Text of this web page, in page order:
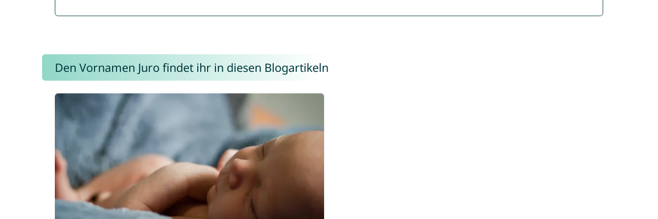
Den Vornamen Juro findet ihr in diesen Blogartikeln